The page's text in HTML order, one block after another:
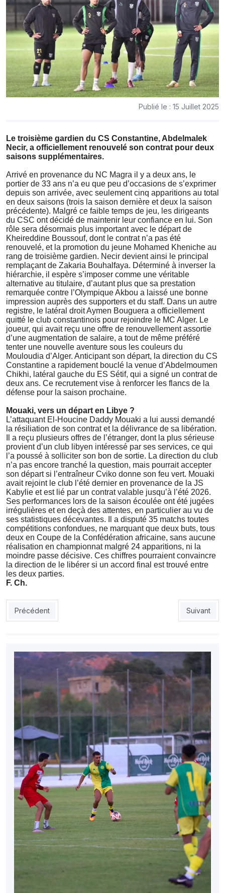
Publié le : 15 Juillet 2025
Le troisième gardien du CS Constantine, Abdelmalek
Necir, a officiellement renouvelé son contrat pour deux
saisons supplémentaires.
Arrivé en provenance du NC Magra il y a deux ans, le
portier de 33 ans n’a eu que peu d’occasions de s’exprimer
depuis son arrivée, avec seulement cinq apparitions au total
en deux saisons (trois la saison dernière et deux la saison
précédente). Malgré ce faible temps de jeu, les dirigeants
du CSC ont décidé de maintenir leur confiance en lui. Son
rôle sera désormais plus important avec le départ de
Kheireddine Boussouf, dont le contrat n’a pas été
renouvelé, et la promotion du jeune Mohamed Kheniche au
rang de troisième gardien. Necir devient ainsi le principal
remplaçant de Zakaria Bouhalfaya. Déterminé à inverser la
hiérarchie, il espère s’imposer comme une véritable
alternative au titulaire, d’autant plus que sa prestation
remarquée contre l’Olympique Akbou a laissé une bonne
impression auprès des supporters et du staff. Dans un autre
registre, le latéral droit Aymen Bouguera a officiellement
quitté le club constantinois pour rejoindre le MC Alger. Le
joueur, qui avait reçu une offre de renouvellement assortie
d’une augmentation de salaire, a tout de même préféré
tenter une nouvelle aventure sous les couleurs du
Mouloudia d’Alger. Anticipant son départ, la direction du CS
Constantine a rapidement bouclé la venue d’Abdelmoumen
Chikhi, latéral gauche du ES Sétif, qui a signé un contrat de
deux ans. Ce recrutement vise à renforcer les flancs de la
défense pour la saison prochaine.
Mouaki, vers un départ en Libye ?
L’attaquant El-Houcine Daddy Mouaki a lui aussi demandé
la résiliation de son contrat et la délivrance de sa libération.
Il a reçu plusieurs offres de l’étranger, dont la plus sérieuse
provient d’un club libyen intéressé par ses services, ce qui
l’a poussé à solliciter son bon de sortie. La direction du club
n’a pas encore tranché la question, mais pourrait accepter
son départ si l’entraîneur Cviko donne son feu vert. Mouaki
avait rejoint le club l’été dernier en provenance de la JS
Kabylie et est lié par un contrat valable jusqu’à l’été 2026.
Ses performances lors de la saison écoulée ont été jugées
irrégulières et en deçà des attentes, en particulier au vu de
ses statistiques décevantes. Il a disputé 35 matchs toutes
compétitions confondues, ne marquant que deux buts, tous
deux en Coupe de la Confédération africaine, sans aucune
réalisation en championnat malgré 24 apparitions, ni la
moindre passe décisive. Ces chiffres pourraient convaincre
la direction de le libérer si un accord final est trouvé entre
les deux parties.
F. Ch.
Article précédent : ESS : Antoine Hey débarque à Sétif
Précédent Article
Suivant